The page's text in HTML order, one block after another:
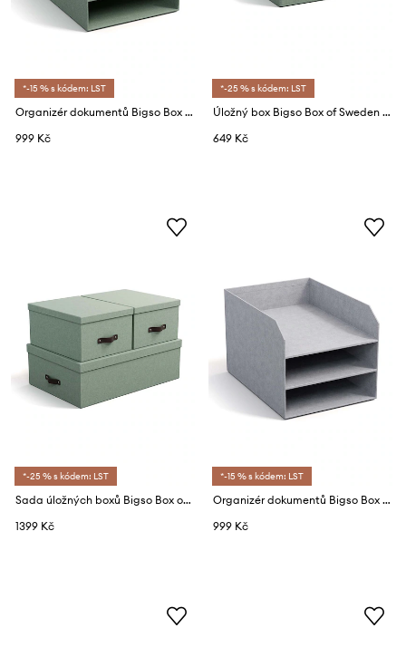
*-15 % s kódem: LST
Organizér dokumentů Bigso Box of Sweden Trey
999 Kč
*-25 % s kódem: LST
Úložný box Bigso Box of Sweden Katrin
649 Kč
*-25 % s kódem: LST
Sada úložných boxů Bigso Box of Sweden Inge 3-pack
1399 Kč
*-15 % s kódem: LST
Organizér dokumentů Bigso Box of Sweden Trey
999 Kč